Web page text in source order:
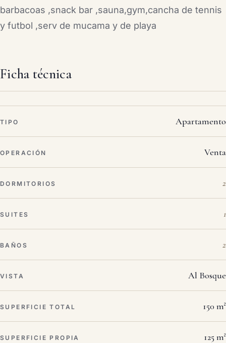
barbacoas ,snack bar ,sauna,gym,cancha de tennis
y futbol ,serv de mucama y de playa
Ficha técnica
TIPO Apartamento
OPERACIÓN Venta
DORMITORIOS 2
SUITES 1
BAÑOS 2
VISTA Al Bosque
SUPERFICIE TOTAL 150 m²
SUPERFICIE PROPIA 125 m²